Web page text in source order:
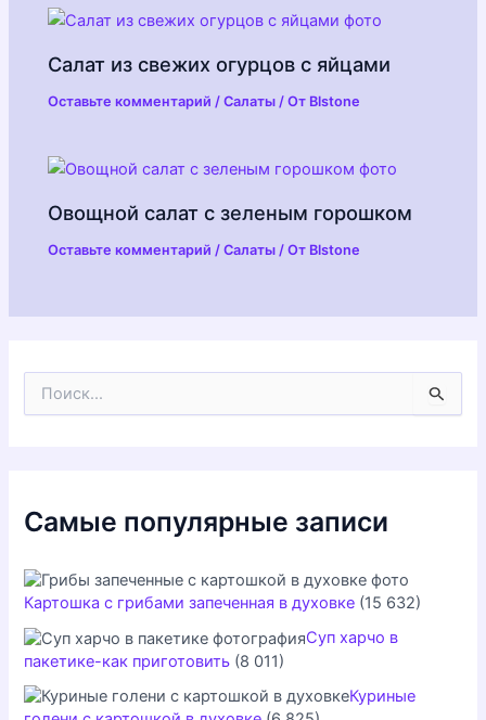
Салат из свежих огурцов с яйцами
Оставьте комментарий /Салаты / От Blstone
Овощной салат с зеленым горошком
Оставьте комментарий /Салаты / От Blstone
Самые популярные записи
Картошка с грибами запеченная в духовке (15 632)
Суп харчо в
пакетике-как приготовить (8 011)
Куриные